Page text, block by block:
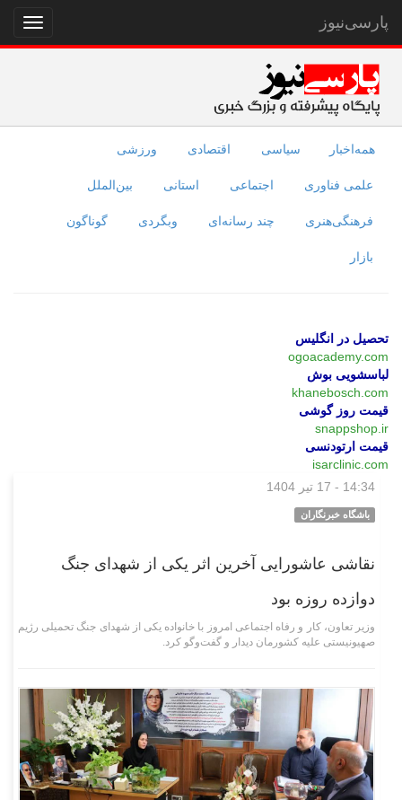
نمایش
منو
پارسی‌نیوز
همه‌اخبار سیاسی اقتصادی ورزشی
علمی فناوری اجتماعی استانی بین‌الملل
فرهنگی‌هنری چند رسانه‌ای وبگردی گوناگون
بازار
تحصیل در انگلیس
ogoacademy.com
لباسشویی بوش
khanebosch.com
قیمت روز گوشی
snappshop.ir
قیمت ارتودنسی
isarclinic.com
14:34 - 17 تیر 1404
باشگاه خبرنگاران
نقاشی عاشورایی آخرین اثر یکی از شهدای جنگ
دوازده روزه بود
وزیر تعاون، کار و رفاه اجتماعی امروز با خانواده یکی از شهدای جنگ تحمیلی رژیم
صهیونیستی علیه کشورمان دیدار و گفت‌و‌گو کرد.